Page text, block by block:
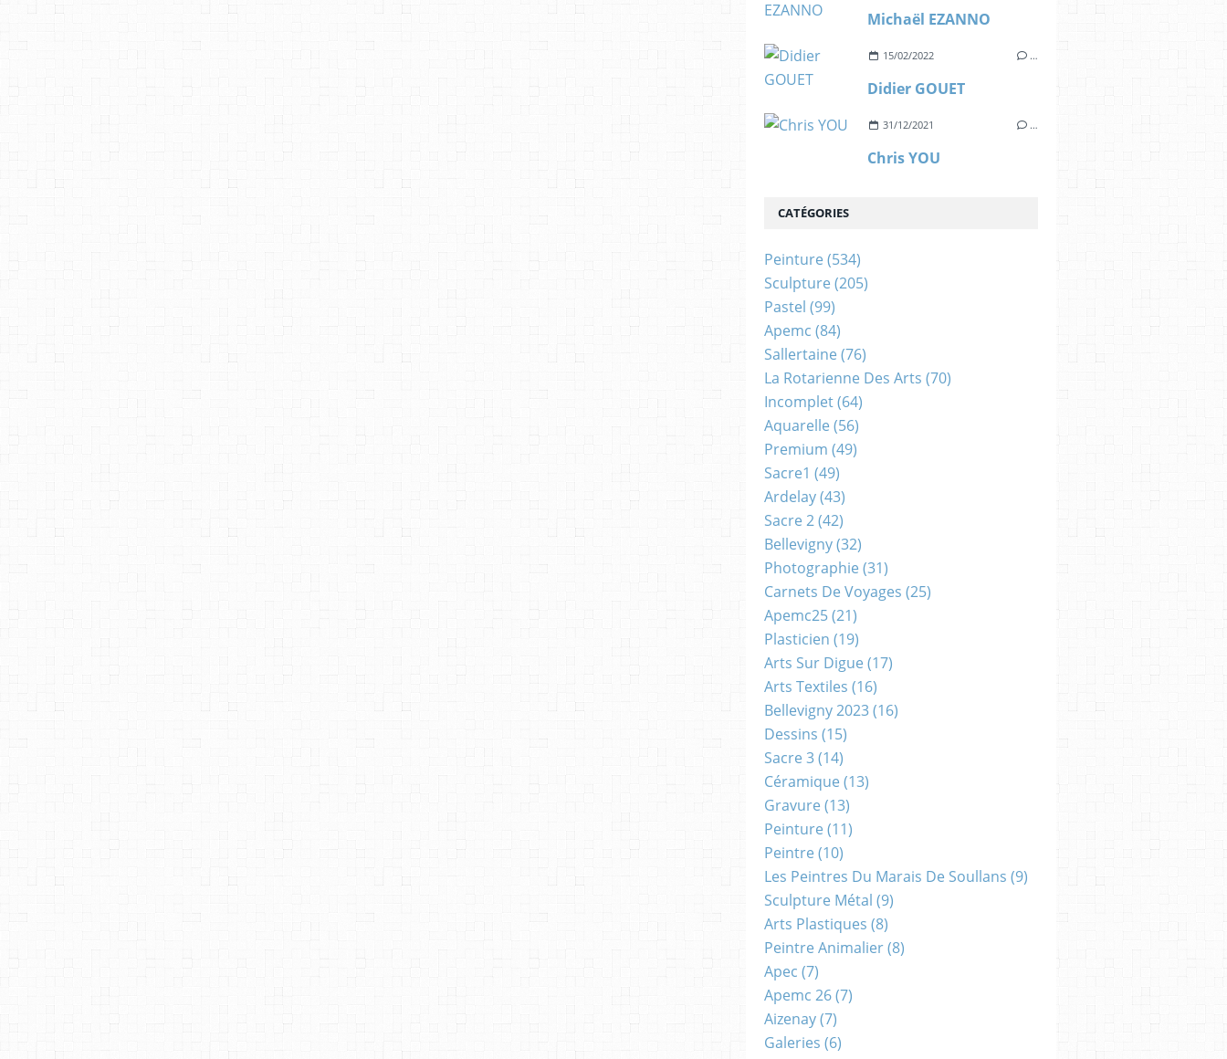
Michaël EZANNO
15/02/2022 …
Didier GOUET
31/12/2021 …
Chris YOU
CATÉGORIES
Peinture (534)
Sculpture (205)
Pastel (99)
Apemc (84)
Sallertaine (76)
La Rotarienne Des Arts (70)
Incomplet(64)
Aquarelle (56)
Premium (49)
Sacre1 (49)
Ardelay(43)
Sacre 2(42)
Bellevigny(32)
Photographie (31)
Carnets De Voyages (25)
Apemc25(21)
Plasticien (19)
Arts Sur Digue (17)
Arts Textiles (16)
Bellevigny 2023(16)
Dessins (15)
Sacre 3(14)
Céramique (13)
Gravure (13)
Peinture (11)
Peintre (10)
Les Peintres Du Marais De Soullans (9)
Sculpture Métal (9)
Arts Plastiques (8)
Peintre Animalier(8)
Apec (7)
Apemc 26(7)
Aizenay(7)
Galeries (6)